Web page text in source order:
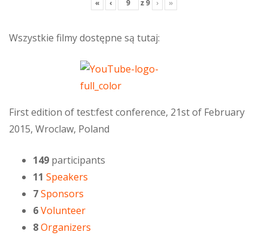
« ‹ z9 › »
Wszystkie filmy dostępne są tutaj:
First edition of test:fest conference, 21st of February
2015, Wroclaw, Poland
149 participants
11 Speakers
7Sponsors
6Volunteer
8Organizers